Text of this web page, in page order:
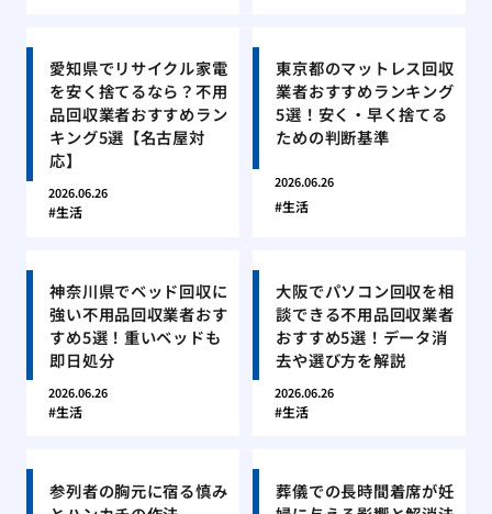
愛知県でリサイクル家電
を安く捨てるなら？不用
品回収業者おすすめラン
キング5選【名古屋対
応】
2026.06.26
生活
東京都のマットレス回収
業者おすすめランキング
5選！安く・早く捨てる
ための判断基準
2026.06.26
生活
神奈川県でベッド回収に
強い不用品回収業者おす
すめ5選！重いベッドも
即日処分
2026.06.26
生活
大阪でパソコン回収を相
談できる不用品回収業者
おすすめ5選！データ消
去や選び方を解説
2026.06.26
生活
参列者の胸元に宿る慎み
葬儀での長時間着席が妊